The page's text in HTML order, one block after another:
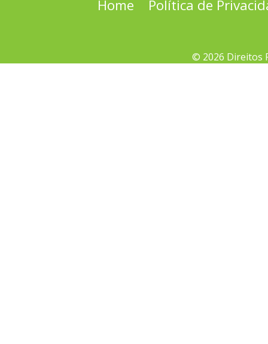
Home Política de
© 2026 Direitos